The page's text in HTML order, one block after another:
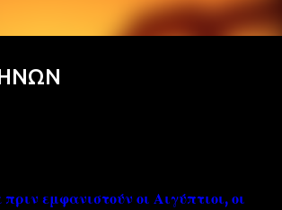
εμφανιστούν οι Αιγύπτιοι, οι